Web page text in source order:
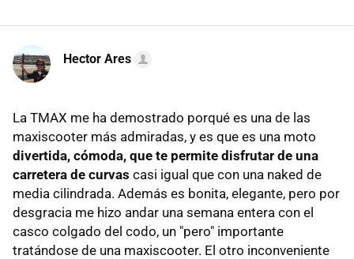
Hector Ares
La TMAX me ha demostrado porqué es una de las
maxiscooter más admiradas, y es que es una moto
divertida, cómoda, que te permite disfrutar de una
carretera de curvas casi igual que con una naked de
media cilindrada. Además es bonita, elegante, pero por
desgracia me hizo andar una semana entera con el
casco colgado del codo, un "pero" importante
tratándose de una maxiscooter. El otro inconveniente